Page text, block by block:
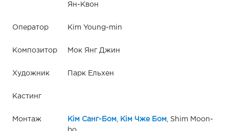
Ян-Квон
Оператор Kim Young-min
Композитор Мок Янг Джин
Художник Парк Ельхен
Кастинг
Монтаж Кім Санг-Бом, Кім Чже Бом, Shim Moon-